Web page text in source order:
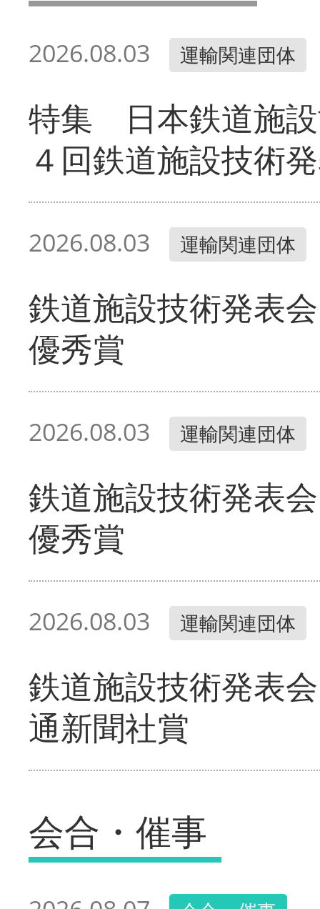
2026.08.03 運輸関連団体
特集 日本鉄道施
４回鉄道施設技術
2026.08.03 運輸関連団体
鉄道施設技術発表
優秀賞
2026.08.03 運輸関連団体
鉄道施設技術発表
優秀賞
2026.08.03 運輸関連団体
鉄道施設技術発表
通新聞社賞
会合・催事